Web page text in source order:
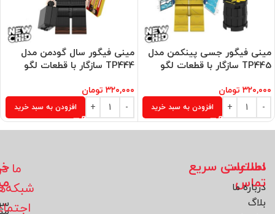
مینی فیگور جسی پینکمن مدل
TP445 سازگار با قطعات لگو
۳۲۰,۰۰۰ تومان
افزودن به سبد خرید
مینی فیگور سال گودمن مدل
TP444 سازگار با قطعات لگو
۳۲۰,۰۰۰ تومان
افزودن به سبد خرید
اطلاعات
تماس
دسترسی سریع
درباره ما
بلاگ
ما